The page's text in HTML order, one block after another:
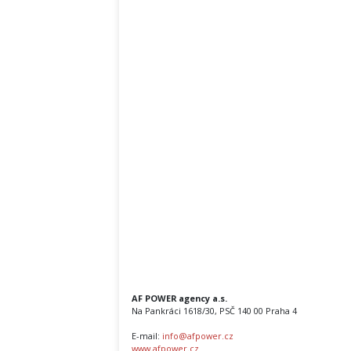
AF POWER agency a.s.
Na Pankráci 1618/30, PSČ 140 00 Praha 4
E-mail: info@afpower.cz
www.afpower.cz